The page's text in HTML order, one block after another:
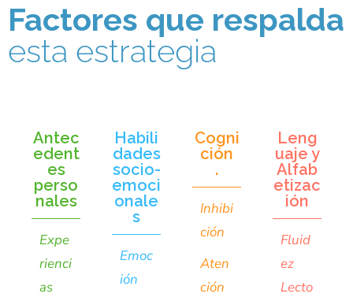
Factores que respalda
esta estrategia
Antec
edent
es
perso
nales
Expe
rienci
as
Habili
dades
socio-
emoci
onale
s
Emoc
ión
Cogni
ción
.
Inhibi
ción
Aten
ción
Leng
uaje y
Alfab
etizac
ión
Fluid
ez
Lecto